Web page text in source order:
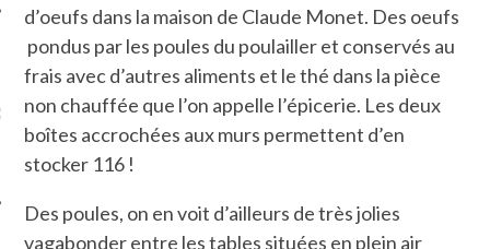
MES DERNIERS
SUR FACEBOOK
d’oeufs dans la maison de Claude Monet. Des oeufs
pondus par les poules du poulailler et conservés au
frais avec d’autres aliments et le thé dans la pièce
non chauffée que l’on appelle l’épicerie. Les deux
boîtes accrochées aux murs permettent d’en
stocker 116 !
Des poules, on en voit d’ailleurs de très jolies
vagabonder entre les tables situées en plein air